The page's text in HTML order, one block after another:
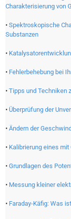
Charakterisierung von
•Spektroskopische
Substanzen
•
• Fehlerbehebung bei
•Tipps und Techniken
• Überprüfung der
•Ändern der
• Kalibrierung eines
•Grundlagen des
• Messung kleiner
• Faraday-Käfig: Was